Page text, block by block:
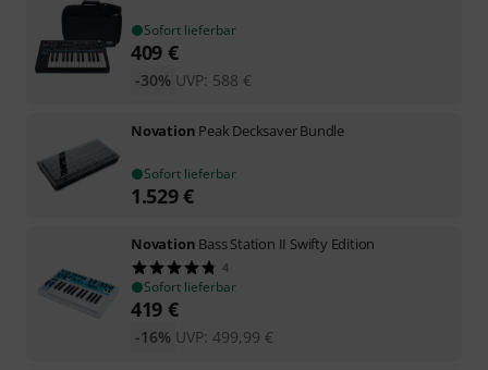
Sofort lieferbar
409 €
UVP: 588 €
-30%
Novation Peak Decksaver Bundle
Sofort lieferbar
1.529€
Novation Bass Station II Swifty Edition
4
Sofort lieferbar
419 €
UVP: 499,99 €
-16%